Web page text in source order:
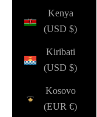
Kenya
(USD $)
Kiribati
(USD $)
Kosovo
(EUR €)